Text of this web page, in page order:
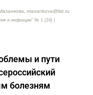
mazankova@list.ru
и инфекции" № 1 (24) |
и пути
болезням